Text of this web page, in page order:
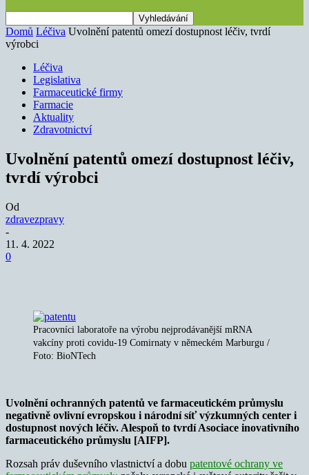
Domů Léčiva Uvolnění patentů omezí dostupnost léčiv, tvrdí
výrobci
Léčiva
Legislativa
Farmaceutické firmy
Farmacie
Aktuality
Zdravotnictví
Uvolnění patentů omezí dostupnost léčiv,
tvrdí výrobci
Od
zdravezpravy
-
11. 4. 2022
0
Pracovníci laboratoře na výrobu nejprodávanější mRNA
vakcíny proti covidu-19 Comirnaty v německém Marburgu /
Foto: BioNTech
Uvolnění ochranných patentů ve farmaceutickém průmyslu
negativně ovlivní evropskou i národní síť výzkumných center i
dostupnost nových léčiv. Alespoň to tvrdí Asociace inovativního
farmaceutického průmyslu [AIFP].
Rozsah práv duševního vlastnictví a dobu patentové ochrany ve